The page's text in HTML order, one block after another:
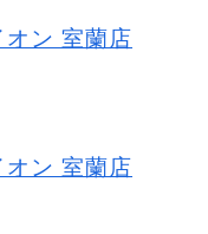
ン 室蘭店
ン 室蘭店